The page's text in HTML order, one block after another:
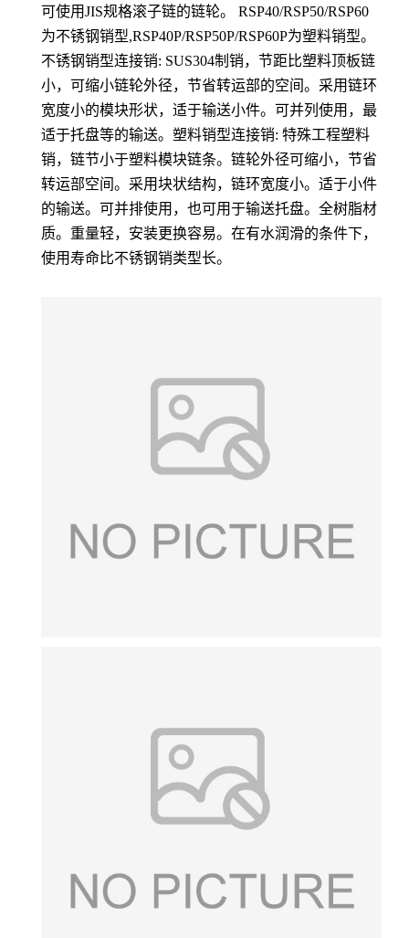
可使用JIS规格滚子链的链轮。 RSP40/RSP50/RSP60
为不锈钢销型,RSP40P/RSP50P/RSP60P为塑料销型。
不锈钢销型连接销: SUS304制销，节距比塑料顶板链
小，可缩小链轮外径，节省转运部的空间。采用链环
宽度小的模块形状，适于输送小件。可并列使用，最
适于托盘等的输送。塑料销型连接销: 特殊工程塑料
销，链节小于塑料模块链条。链轮外径可缩小，节省
转运部空间。采用块状结构，链环宽度小。适于小件
的输送。可并排使用，也可用于输送托盘。全树脂材
质。重量轻，安装更换容易。在有水润滑的条件下，
使用寿命比不锈钢销类型长。